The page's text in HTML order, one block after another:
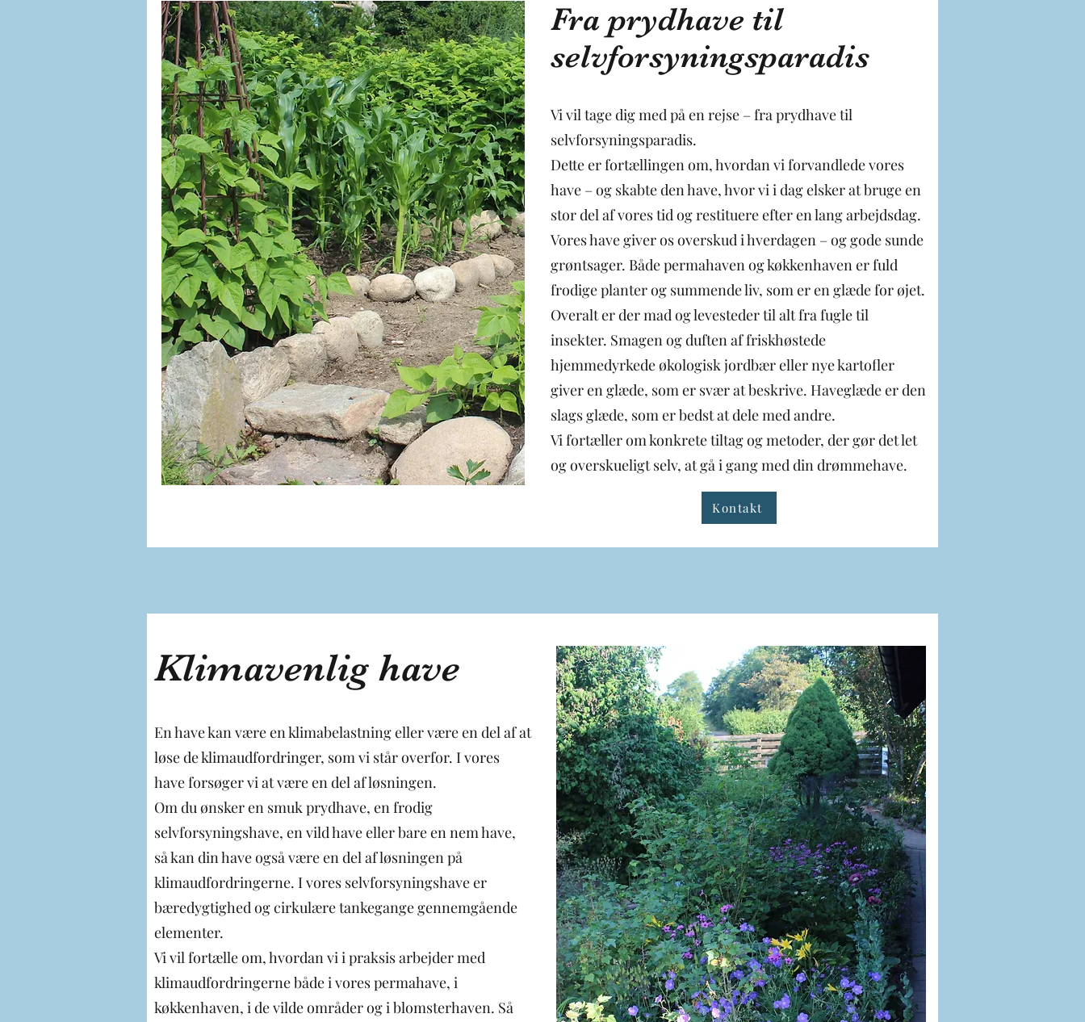
Fra prydhave til
selvforsyningsparadis
Vi vil tage dig med på en rejse – fra prydhave til
selvforsyningsparadis.
Dette er fortællingen om, hvordan vi forvandlede vores
have – og skabte den have, hvor vi i dag elsker at bruge en
stor del af vores tid og restituere efter en lang arbejdsdag.
Vores have giver os overskud i hverdagen – og gode sunde
grøntsager. Både permahaven og køkkenhaven er fuld
frodige planter og summende liv, som er en glæde for øjet.
Overalt er der mad og levesteder til alt fra fugle til
insekter. Smagen og duften af friskhøstede
hjemmedyrkede økologisk jordbær eller nye kartofler
giver en glæde, som er svær at beskrive. Haveglæde er den
slags glæde, som er bedst at dele med andre.
Vi fortæller om konkrete tiltag og metoder, der gør det let
og overskueligt selv, at gå i gang med din drømmehave.
Kontakt
Klimavenlig have
En have kan være en klimabelastning eller være en del af at
løse de klimaudfordringer, som vi står overfor. I vores
have forsøger vi at være en del af løsningen.
Om du ønsker en smuk prydhave, en frodig
selvforsyningshave, en vild have eller bare en nem have,
så kan din have også være en del af løsningen på
klimaudfordringerne. I vores selvforsyningshave er
bæredygtighed og cirkulære tankegange gennemgående
elementer.
Vi vil fortælle om, hvordan vi i praksis arbejder med
klimaudfordringerne både i vores permahave, i
køkkenhaven, i de vilde områder og i blomsterhaven. Så